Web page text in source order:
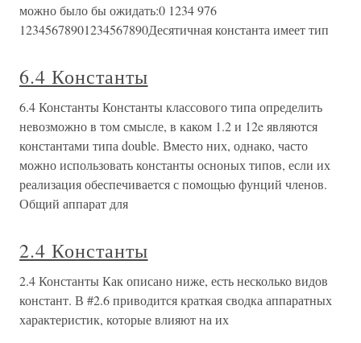
можно было бы ожидать:0 1234 976
12345678901234567890Десятичная константа имеет тип
6.4 Константы
6.4 Константы Константы классового типа определить
невозможно в том смысле, в каком 1.2 и 12e являются
константами типа double. Вместо них, однако, часто
можно использовать константы осноных типов, если их
реализация обеспечивается с помощью фунций членов.
Общий аппарат для
2.4 Константы
2.4 Константы Как описано ниже, есть несколько видов
констант. В #2.6 приводится краткая сводка аппаратных
характеристик, которые влияют на их